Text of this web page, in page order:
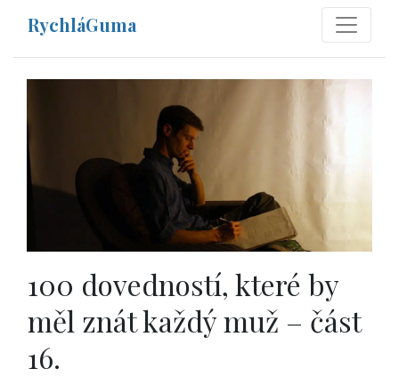
RychláGuma
100 dovedností, které by
měl znát každý muž – část
16.